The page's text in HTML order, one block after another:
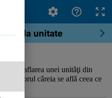
la unitate
în aflarea unei unitǎţi din
cu ajutorul cǎreia se aflǎ ceea ce